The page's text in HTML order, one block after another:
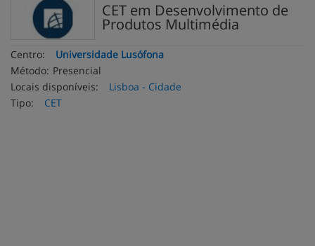
CET em Desenvolvimento de
Produtos Multimédia
Centro:
Universidade Lusófona
Método: Presencial
Locais disponíveis:
Lisboa - Cidade
Tipo:
CET